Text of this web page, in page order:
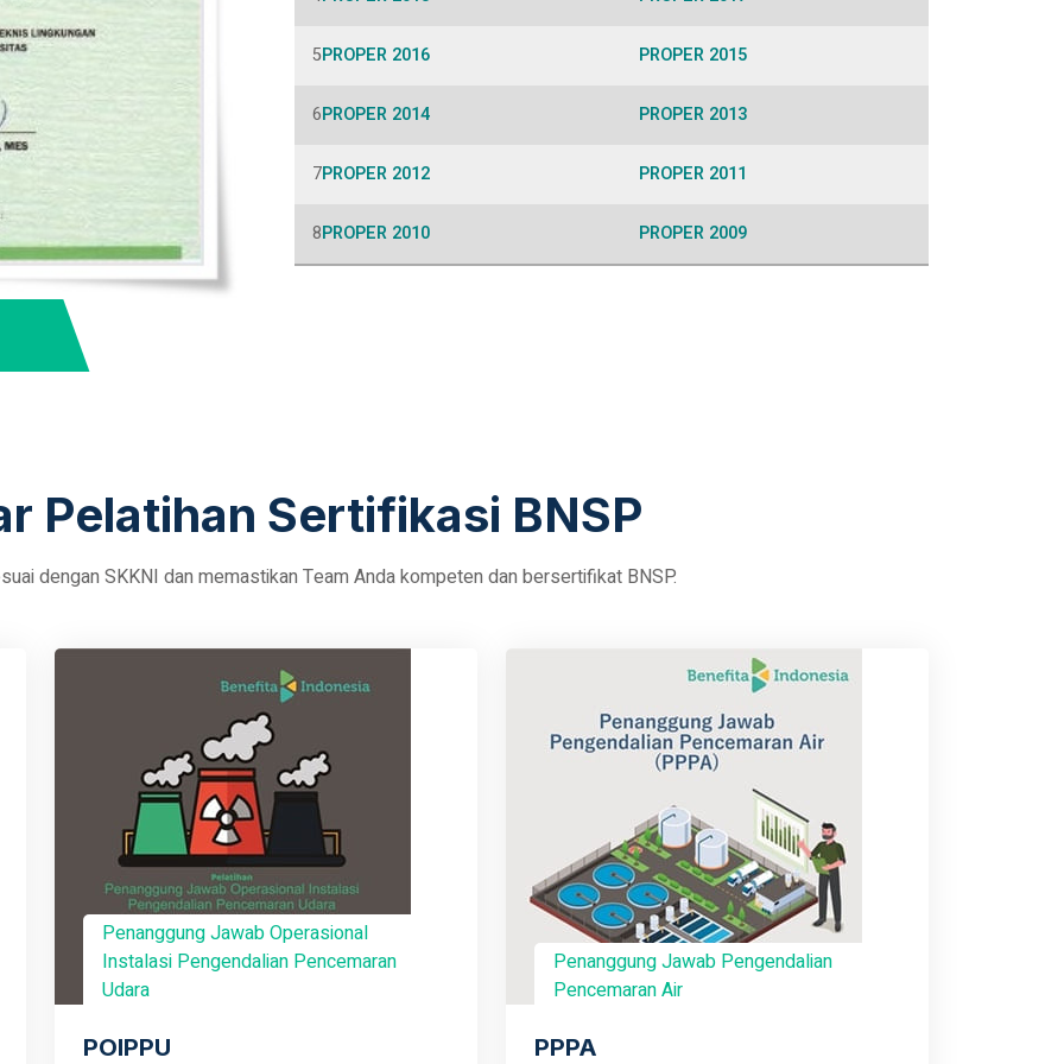
PROPER 2016 PROPER 2015
PROPER 2014 PROPER 2013
PROPER 2012 PROPER 2011
PROPER 2010 PROPER 2009
Pelatihan Sertifikasi BNSP
dengan SKKNI dan memastikan Team Anda kompeten dan bersertifikat BNSP.
Penanggung Jawab Operasional
Instalasi Pengendalian Pencemaran
Udara
POIPPU
Penanggung Jawab Pengendalian
Pencemaran Air
PPPA